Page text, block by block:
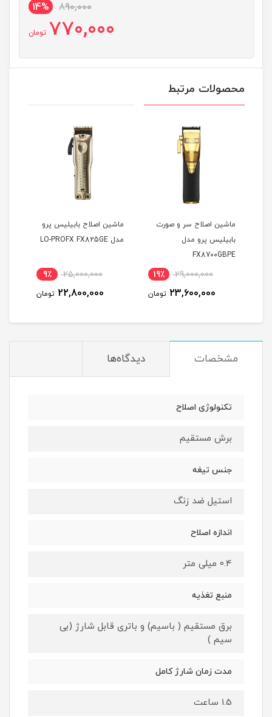
890,000
14%
770,000 تومان
محصولات مرتبط
ماشین اصلاح سر و صورت
بابیلیس پرو مدل
FX8700GBPE
29,000,000 19٪
23,600,000 تومان
ماشین اصلاح بابیلیس پرو
مدل LO-PROFX FX825GE
25,000,000 9٪
22,800,000 تومان
مشخصات دیدگاه‌ها
تکنولوژی اصلاح
برش مستقیم
جنس تیغه
استیل ضد زنگ
اندازه اصلاح
0.4 میلی متر
منبع تغذیه
برق مستقیم ( باسیم) و باتری قابل شارژ (بی
سیم )
مدت زمان شارژ کامل
1.5 ساعت